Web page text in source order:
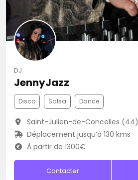
DJ
JennyJazz
Disco Salsa Dance
Saint-Julien-de-Concelles (44)
Déplacement jusqu’à 130 kms
À partir de 1300€
Contacter